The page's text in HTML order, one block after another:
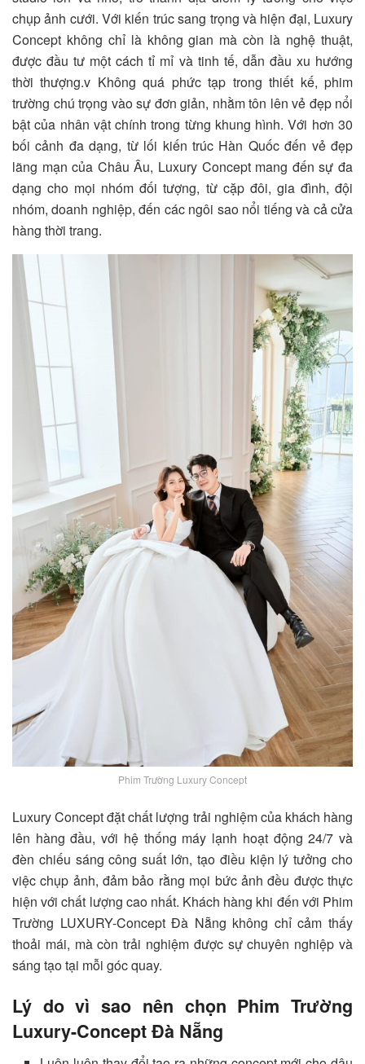
chụp ảnh cưới. Với kiến trúc sang trọng và hiện đại, Luxury
Concept không chỉ là không gian mà còn là nghệ thuật,
được đầu tư một cách tỉ mỉ và tinh tế, dẫn đầu xu hướng
thời thượng.v Không quá phức tạp trong thiết kế, phim
trường chú trọng vào sự đơn giản, nhằm tôn lên vẻ đẹp nổi
bật của nhân vật chính trong từng khung hình. Với hơn 30
bối cảnh đa dạng, từ lối kiến trúc Hàn Quốc đến vẻ đẹp
lãng mạn của Châu Âu, Luxury Concept mang đến sự đa
dạng cho mọi nhóm đối tượng, từ cặp đôi, gia đình, đội
nhóm, doanh nghiệp, đến các ngôi sao nổi tiếng và cả cửa
hàng thời trang.
Phim Trường Luxury Concept
Luxury Concept đặt chất lượng trải nghiệm của khách hàng
lên hàng đầu, với hệ thống máy lạnh hoạt động 24/7 và
đèn chiếu sáng công suất lớn, tạo điều kiện lý tưởng cho
việc chụp ảnh, đảm bảo rằng mọi bức ảnh đều được thực
hiện với chất lượng cao nhất. Khách hàng khi đến với Phim
Trường LUXURY-Concept Đà Nẵng không chỉ cảm thấy
thoải mái, mà còn trải nghiệm được sự chuyên nghiệp và
sáng tạo tại mỗi góc quay.
Lý do vì sao nên chọn Phim Trường
Luxury-Concept Đà Nẵng